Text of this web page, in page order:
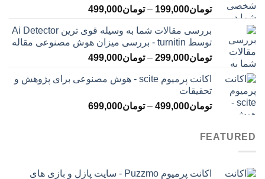
تومان399,000
تومان199,000
– تومان499,000محدوده
تومان199,000
تا
تومان499,000
بررسی مقالات شما به وسیله قوی ترین Ai Detector
توسط turnitin - بررسی میزان هوش مصنوعی مقاله
تومان299,000
– تومان499,000محدوده
تومان299,000
تومان499,000
اکانت پرمیوم scite - هوش مصنوعی برای پژوهش و
تحقیقات
تومان499,000
– تومان699,000محدوده
FEATURED
اکانت پرمیوم Puzzmo - سایت پازل و بازی های